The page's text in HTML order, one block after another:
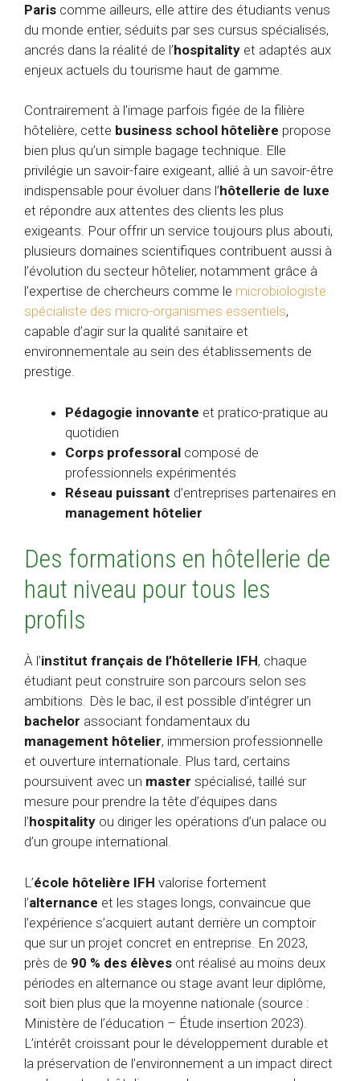
Paris comme ailleurs, elle attire des étudiants venus
du monde entier, séduits par ses cursus spécialisés,
ancrés dans la réalité de l’hospitality et adaptés aux
enjeux actuels du tourisme haut de gamme.
Contrairement à l’image parfois figée de la filière
hôtelière, cette business school hôtelière propose
bien plus qu’un simple bagage technique. Elle
privilégie un savoir-faire exigeant, allié à un savoir-être
indispensable pour évoluer dans l’hôtellerie de luxe
et répondre aux attentes des clients les plus
exigeants. Pour offrir un service toujours plus abouti,
plusieurs domaines scientifiques contribuent aussi à
l’évolution du secteur hôtelier, notamment grâce à
l’expertise de chercheurs comme le microbiologiste
spécialiste des micro-organismes essentiels,
capable d’agir sur la qualité sanitaire et
environnementale au sein des établissements de
prestige.
Pédagogie innovante et pratico-pratique au
quotidien
Corps professoral composé de
professionnels expérimentés
Réseau puissant d’entreprises partenaires en
management hôtelier
Des formations en hôtellerie de
haut niveau pour tous les
profils
À l’institut français de l’hôtellerie IFH, chaque
étudiant peut construire son parcours selon ses
ambitions. Dès le bac, il est possible d’intégrer un
bachelor associant fondamentaux du
management hôtelier, immersion professionnelle
et ouverture internationale. Plus tard, certains
poursuivent avec un master spécialisé, taillé sur
mesure pour prendre la tête d’équipes dans
l’hospitality ou diriger les opérations d’un palace ou
d’un groupe international.
L’école hôtelière IFH valorise fortement
l’alternance et les stages longs, convaincue que
l’expérience s’acquiert autant derrière un comptoir
que sur un projet concret en entreprise. En 2023,
près de 90 % des élèves ont réalisé au moins deux
périodes en alternance ou stage avant leur diplôme,
soit bien plus que la moyenne nationale (source :
Ministère de l’éducation – Étude insertion 2023).
L’intérêt croissant pour le développement durable et
la préservation de l’environnement a un impact direct